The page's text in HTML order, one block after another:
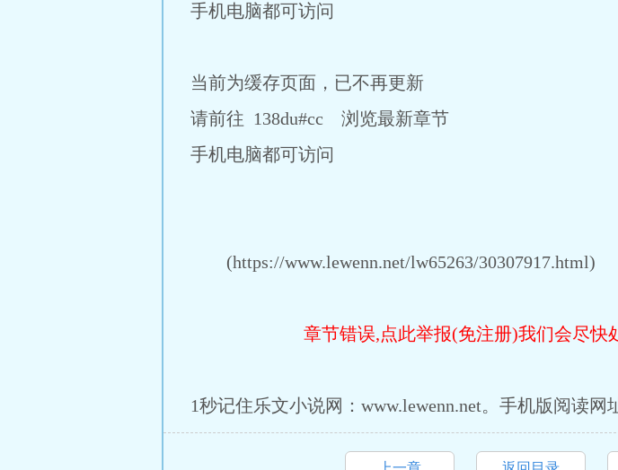
手机电脑都可访问
当前为缓存页面，已不再更新
请前往 138du#cc 浏览最新章节
手机电脑都可访问
(https://www.lewenn.net/lw65263/30307917.html)
章节错误,点此举报(免注册)我们会尽快
1秒记住乐文小说网：www.lewenn.net。手机版阅读网